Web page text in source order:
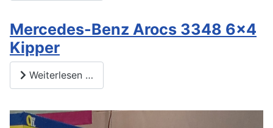
Mercedes-Benz Arocs 3348 6x4
Kipper
Weiterlesen …